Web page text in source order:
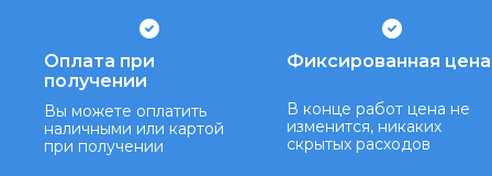
Оплата при
получении
Вы можете оплатить
наличными или картой
при получении
Фиксированная цена
В конце работ цена не
изменится, никаких
скрытых расходов